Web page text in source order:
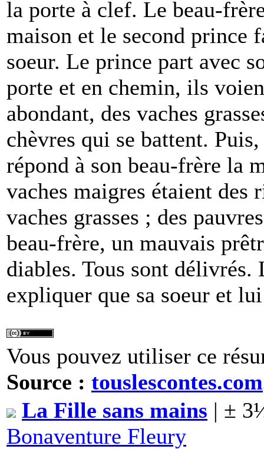
la porte à clef. Le beau-
maison et le second prince
soeur. Le prince part avec
porte et en chemin, ils
abondant, des vaches
chèvres qui se battent.
répond à son beau-frère la
vaches maigres étaient des
vaches grasses ; des
beau-frère, un mauvais
diables. Tous sont
expliquer que sa soeur et
Vous pouvez utiliser ce
Source : touslescontes.com
La Fille sans mains | ±
Bonaventure Fleury